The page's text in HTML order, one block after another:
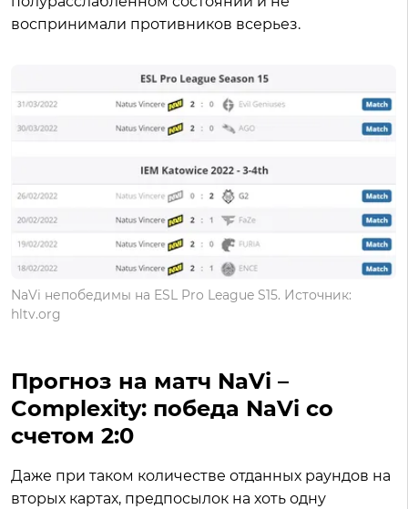
воспринимали противников всерьез.
NaVi непобедимы на ESL Pro League S15. Источник:
hltv.org
Прогноз на матч NaVi –
Complexity: победа NaVi со
счетом 2:0
Даже при таком количестве отданных раундов на
вторых картах, предпосылок на хоть одну